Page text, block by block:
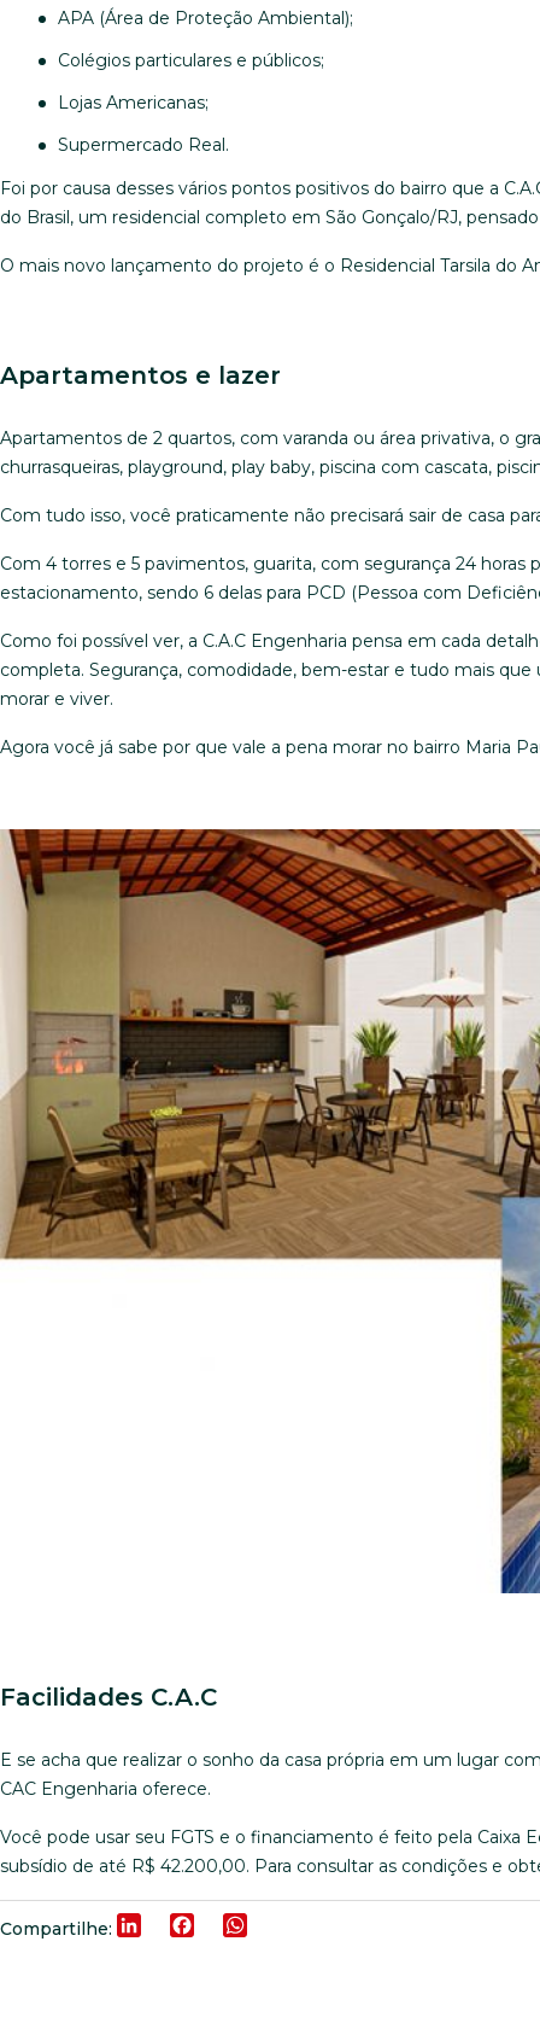
APA (Área de Proteção Ambiental);
Colégios particulares e públicos;
Lojas Americanas;
Supermercado Real.
Foi por causa desses vários pontos positivos do bairro que a
do Brasil, um residencial completo em São Gonçalo/RJ,
O mais novo lançamento do projeto é o Residencial Tarsila do
Apartamentos e lazer
Apartamentos de 2 quartos, com varanda ou área privativa, o
churrasqueiras, playground, play baby, piscina com cascata,
Com tudo isso, você praticamente não precisará sair de casa
Com 4 torres e 5 pavimentos, guarita, com segurança 24
estacionamento, sendo 6 delas para PCD (Pessoa com
Como foi possível ver, a C.A.C Engenharia pensa em cada
completa. Segurança, comodidade, bem-estar e tudo mais
morar e viver.
Agora você já sabe por que vale a pena morar no bairro Maria
Facilidades C.A.C
E se acha que realizar o sonho da casa própria em um lugar
CAC Engenharia oferece.
Você pode usar seu FGTS e o financiamento é feito pela Caixa
subsídio de até R$ 42.200,00. Para consultar as condições e
Compartilhe: LinkedInFacebook